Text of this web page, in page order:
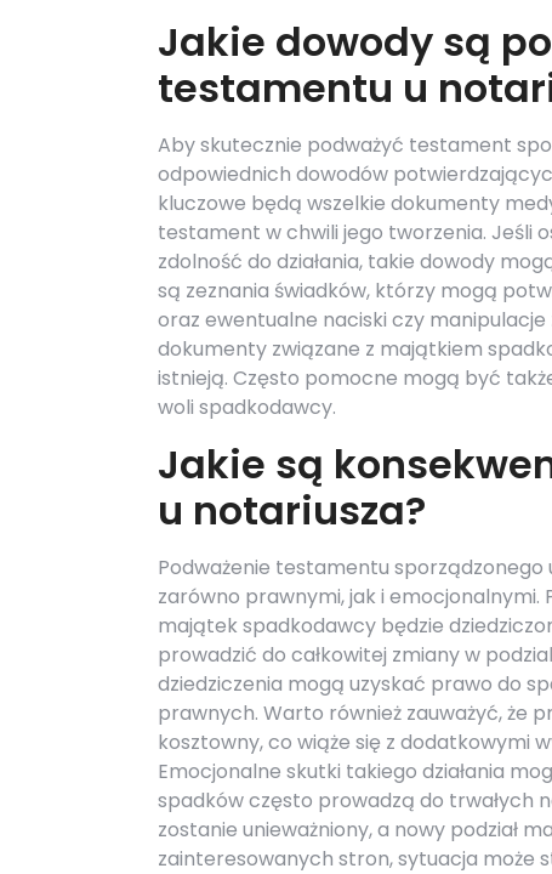
Jakie dowody są
testamentu u
Aby skutecznie podważyć testament
odpowiednich dowodów
kluczowe będą wszelkie dokumenty
testament w chwili jego tworzenia. Jeśli
zdolność do działania, takie dowody
są zeznania świadków, którzy mogą
oraz ewentualne naciski czy
dokumenty związane z majątkiem
istnieją. Często pomocne mogą być
woli spadkodawcy.
Jakie są
u notariusza?
Podważenie testamentu sporządzonego
zarówno prawnymi, jak i emocjonalnymi.
majątek spadkodawcy będzie
prowadzić do całkowitej zmiany w
dziedziczenia mogą uzyskać prawo do
prawnych. Warto również zauważyć, że
kosztowny, co wiąże się z dodatkowymi
Emocjonalne skutki takiego działania
spadków często prowadzą do trwałych
zostanie unieważniony, a nowy podział
zainteresowanych stron, sytuacja może